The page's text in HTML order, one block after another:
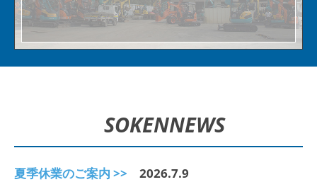
SOKENNEWS
夏季休業のご案内 >> 2026.7.9